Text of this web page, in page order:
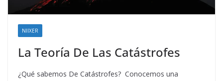
NIIXER
La Teoría De Las Catástrofes
¿Qué sabemos De Catástrofes? Conocemos una